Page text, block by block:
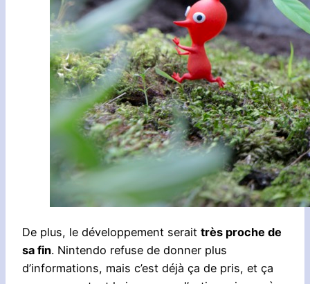
De plus, le développement serait très proche de
sa fin. Nintendo refuse de donner plus
d’informations, mais c’est déjà ça de pris, et ça